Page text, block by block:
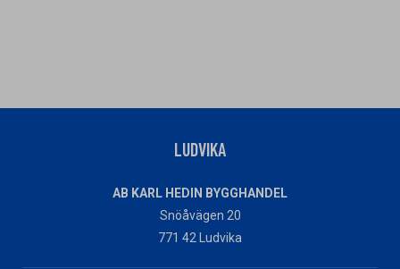
LUDVIKA
AB KARL HEDIN BYGGHANDEL
Snöåvägen 20
771 42 Ludvika